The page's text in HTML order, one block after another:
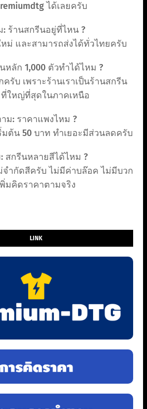
ได้เลยครับ
: ร้านสกรีนอยู่ที่ไหน ?
หม่ และสามารถส่งได้ทั่วไทยครับ
หลัก 1,000 ตัวทำได้ไหม ?
รับ เพราะร้านเราเป็นร้านสกรีน
ที่ใหญ่ที่สุดในภาคเหนือ
ม: ราคาแพงไหม ?
มต้น 50 บาท ทำเยอะมีส่วนลดครับ
สกรีนหลายสีได้ไหม ?
จำกัดสีครับ ไม่มีค่าบล๊อค ไม่มีบวก
พิ่มคิดราคาตามจริง
LINK